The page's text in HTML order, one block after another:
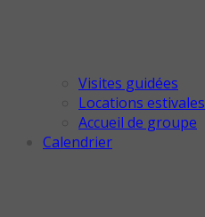
Visites guidées
Locations estivales
Accueil de groupe
Calendrier